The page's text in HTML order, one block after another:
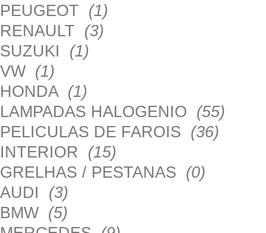
PEUGEOT (1)
RENAULT (3)
SUZUKI (1)
VW (1)
HONDA (1)
LAMPADAS HALOGENIO (55)
PELICULAS DE FAROIS (36)
INTERIOR (15)
GRELHAS / PESTANAS (0)
AUDI (3)
BMW (5)